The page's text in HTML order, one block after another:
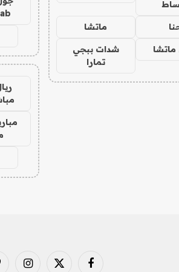
ماتشا
شدات ببجي
تمارا
فيسبوك X